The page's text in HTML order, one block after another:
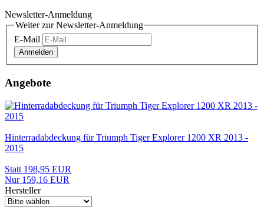
Newsletter-Anmeldung
Weiter zur Newsletter-Anmeldung
E-Mail
Anmelden
Angebote
Hinterradabdeckung für Triumph Tiger Explorer 1200 XR 2013 -
2015
Statt 198,95 EUR
Nur 159,16 EUR
Hersteller